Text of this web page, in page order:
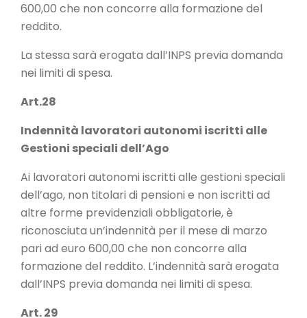
600,00 che non concorre alla formazione del
reddito.
La stessa sarà erogata dall’INPS previa domanda
nei limiti di spesa.
Art.28
Indennità lavoratori autonomi iscritti alle
Gestioni speciali dell’Ago
Ai lavoratori autonomi iscritti alle gestioni speciali
dell’ago, non titolari di pensioni e non iscritti ad
altre forme previdenziali obbligatorie, è
riconosciuta un’indennità per il mese di marzo
pari ad euro 600,00 che non concorre alla
formazione del reddito. L’indennità sarà erogata
dall’INPS previa domanda nei limiti di spesa.
Art. 29